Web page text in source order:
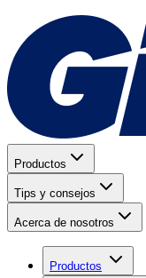
Productos
Tips y consejos
Acerca de nosotros
Productos